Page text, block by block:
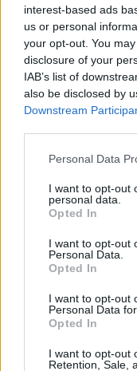
interest-based ads
us or personal
your opt-out. You
disclosure of your
IAB’s list of
also be disclosed by
Downstream
Please note that this
not limited to your
grant or deny
use your data for
consent section.
Personal Data
I want to opt-out
personal data.
Opted In
I want to opt-out
Personal Data.
Opted In
I want to opt-out
Personal Data
Opted In
I want to opt-out
Retention, Sale,